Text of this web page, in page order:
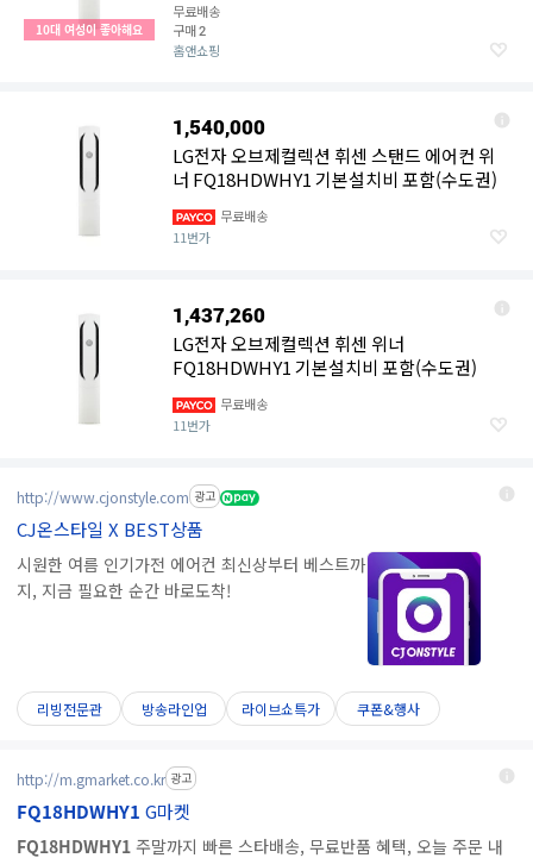
10대 여성이 좋아해요
무료배송
구매2
홈앤쇼핑
1,540,000
LG전자 오브제컬렉션 휘센 스탠드 에어컨 위
너 FQ18HDWHY1 기본설치비 포함(수도권)
무료배송
11번가
1,437,260
LG전자 오브제컬렉션 휘센 위너
FQ18HDWHY1 기본설치비 포함(수도권)
무료배송
11번가
http://www.cjonstyle.com 광고
CJ온스타일 X BEST상품
시원한 여름 인기가전 에어컨 최신상부터 베스트까
지, 지금 필요한 순간 바로도착!
리빙전문관 방송라인업 라이브쇼특가 쿠폰&행사
http://m.gmarket.co.kr 광고
FQ18HDWHY1 G마켓
FQ18HDWHY1 주말까지 빠른 스타배송, 무료반품 혜택, 오늘 주문 내